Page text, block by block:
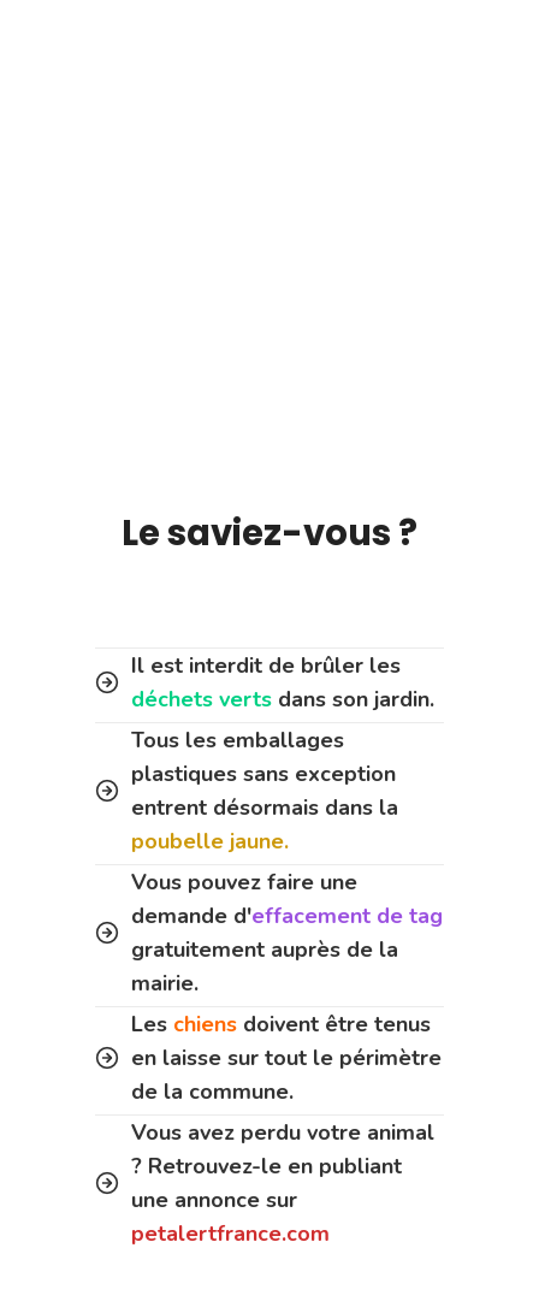
Le saviez-vous ?
Il est interdit de brûler les
déchets verts dans son jardin.
Tous les emballages
plastiques sans exception
entrent désormais dans la
poubelle jaune.
Vous pouvez faire une
demande d'effacement de tag
gratuitement auprès de la
mairie.
Les chiens doivent être tenus
en laisse sur tout le périmètre
de la commune.
Vous avez perdu votre animal
? Retrouvez-le en publiant
une annonce sur
petalertfrance.com